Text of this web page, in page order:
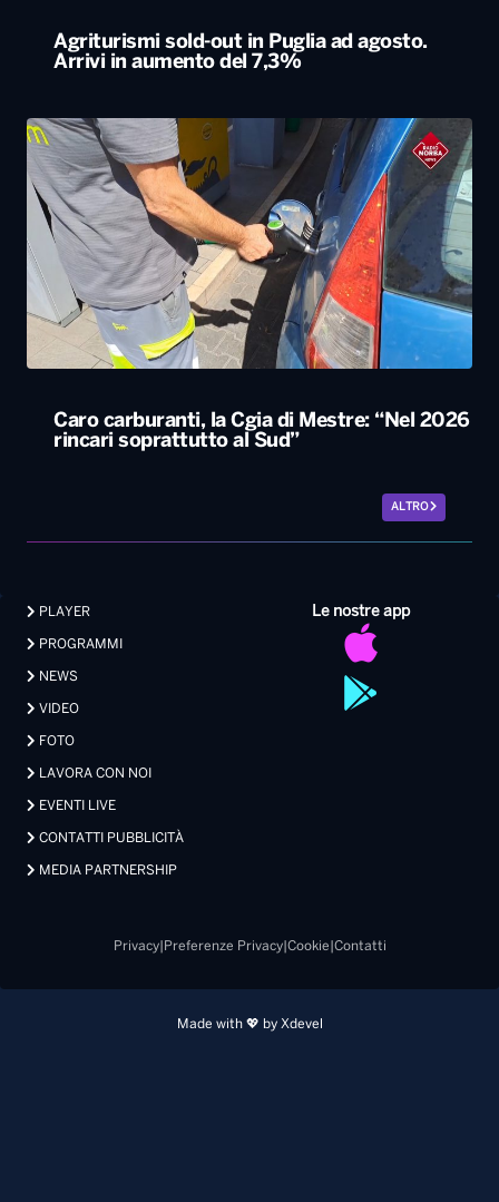
Agriturismi sold-out in Puglia ad agosto.
Arrivi in aumento del 7,3%
Caro carburanti, la Cgia di Mestre: “Nel 2026
rincari soprattutto al Sud”
ALTRO
Le nostre app
PLAYER
PROGRAMMI
NEWS
VIDEO
FOTO
LAVORA CON NOI
EVENTI LIVE
CONTATTI PUBBLICITÀ
MEDIA PARTNERSHIP
Privacy| Preferenze Privacy| Cookie Contatti
Made with 💖 by Xdevel